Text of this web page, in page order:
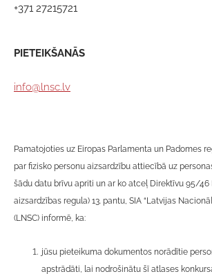
+371 27215721
PIETEIKŠANĀS
info@lnsc.lv
Pamatojoties uz Eiropas Parlamenta un Padomes
par fizisko personu aizsardzību attiecībā uz
šādu datu brīvu apriti un ar ko atceļ Direktīvu 95/46
aizsardzības regula) 13. pantu, SIA “Latvijas
(LNSC) informē, ka:
jūsu pieteikuma dokumentos norādītie
apstrādāti, lai nodrošinātu šī atlases